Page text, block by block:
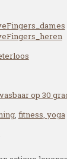
op 30
, fitness, yoga